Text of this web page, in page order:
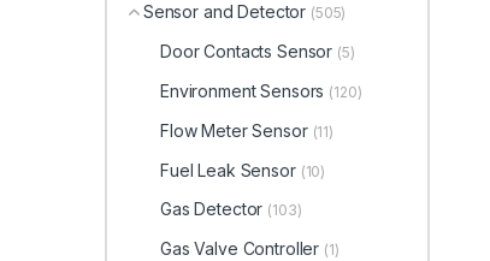
Sensor and Detector (505)
Door Contacts Sensor (5)
Environment Sensors (120)
Flow Meter Sensor (11)
Fuel Leak Sensor (10)
Gas Detector (103)
Gas Valve Controller (1)